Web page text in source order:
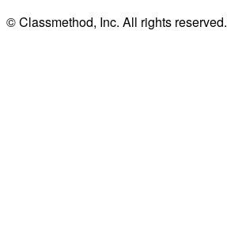
© Classmethod, Inc. All rights reserved.